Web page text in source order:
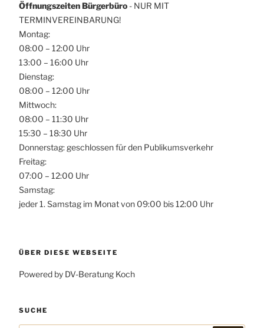
Öffnungszeiten Bürgerbüro - NUR MIT
TERMINVEREINBARUNG!
Montag:
08:00 – 12:00 Uhr
13:00 – 16:00 Uhr
Dienstag:
08:00 – 12:00 Uhr
Mittwoch:
08:00 – 11:30 Uhr
15:30 – 18:30 Uhr
Donnerstag: geschlossen für den Publikumsverkehr
Freitag:
07:00 – 12:00 Uhr
Samstag:
jeder 1. Samstag im Monat von 09:00 bis 12:00 Uhr
ÜBER DIESE WEBSEITE
Powered by DV-Beratung Koch
SUCHE